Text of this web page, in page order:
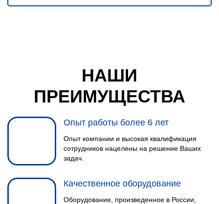
НАШИ
ПРЕИМУЩЕСТВА
Опыт работы более 6 лет
Опыт компании и высокая квалификация
сотрудников нацелены на решение Ваших
задач.
Качественное оборудование
Оборудование, произведенное в России,